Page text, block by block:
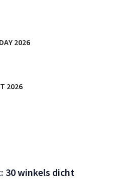
2026
2026
30 winkels dicht